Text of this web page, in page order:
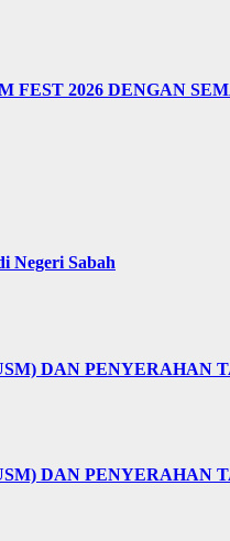
FEST 2026 DENGAN
Negeri Sabah
DAN
DAN